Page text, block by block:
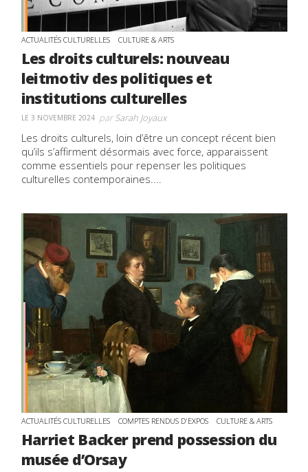
ACTUALITÉS CULTURELLES CULTURE & ARTS
Les droits culturels: nouveau
leitmotiv des politiques et
institutions culturelles
LE 3 NOVEMBRE 2024 parSarah Joyaux
Les droits culturels, loin d’être un concept récent bien
qu’ils s’affirment désormais avec force, apparaissent
comme essentiels pour repenser les politiques
culturelles contemporaines....
ACTUALITÉS CULTURELLES COMPTES RENDUS D'EXPOS CULTURE & ARTS
Harriet Backer prend possession du
musée d’Orsay